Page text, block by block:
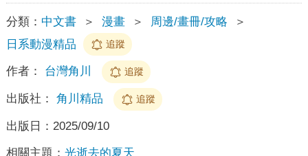
分類： 中文書 ＞ 漫畫 ＞ 周邊/畫冊/攻略
＞
日系動漫精品
追蹤
作者： 台灣角川 追蹤
出版社： 角川精品 追蹤
出版日： 2025/09/10
相關主題： 光逝去的夏天